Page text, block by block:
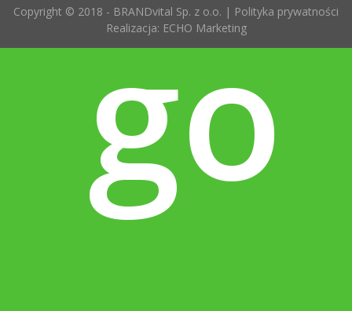
Copyright © 2018 - BRANDvital Sp. z o.o. | Polityka prywatności
Realizacja: ECHO Marketing
go